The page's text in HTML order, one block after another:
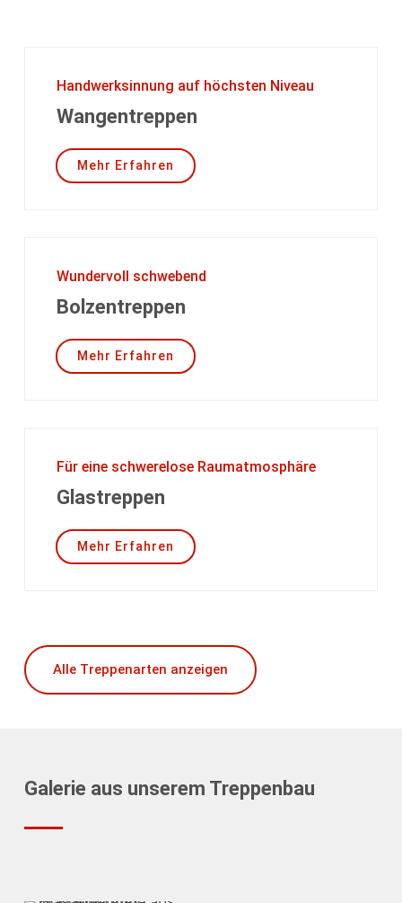
Handwerksinnung auf höchsten Niveau
Wangentreppen
Mehr Erfahren
Wundervoll schwebend
Bolzentreppen
Mehr Erfahren
Für eine schwerelose Raumatmosphäre
Glastreppen
Mehr Erfahren
Alle Treppenarten anzeigen
Galerie aus unserem Treppenbau